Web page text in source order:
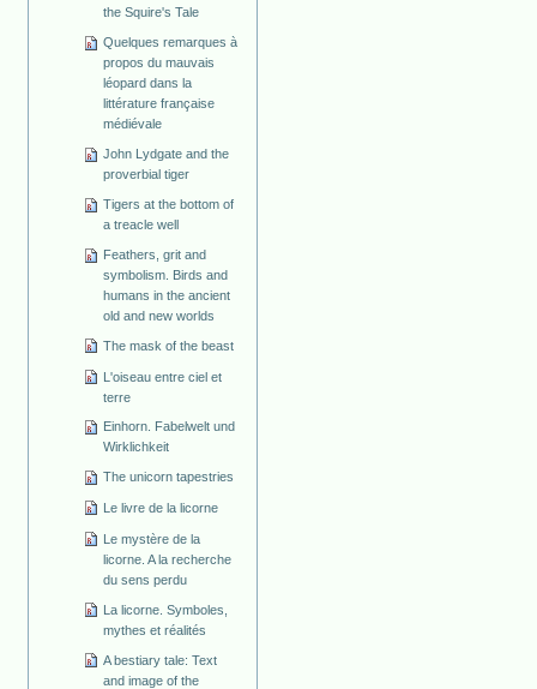
the Squire's Tale
Quelques remarques à
propos du mauvais
léopard dans la
littérature française
médiévale
John Lydgate and the
proverbial tiger
Tigers at the bottom of
a treacle well
Feathers, grit and
symbolism. Birds and
humans in the ancient
old and new worlds
The mask of the beast
L'oiseau entre ciel et
terre
Einhorn. Fabelwelt und
Wirklichkeit
The unicorn tapestries
Le livre de la licorne
Le mystère de la
licorne. A la recherche
du sens perdu
La licorne. Symboles,
mythes et réalités
A bestiary tale: Text
and image of the